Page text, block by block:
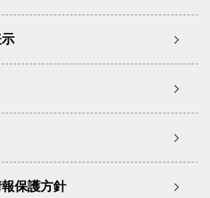
保護方針